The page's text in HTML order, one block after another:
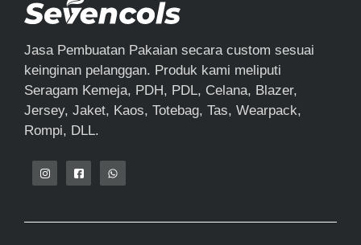
Jasa Pembuatan Pakaian secara custom sesuai
keinginan pelanggan. Produk kami meliputi
Seragam Kemeja, PDH, PDL, Celana, Blazer,
Jersey, Jaket, Kaos, Totebag, Tas, Wearpack,
Rompi, DLL.